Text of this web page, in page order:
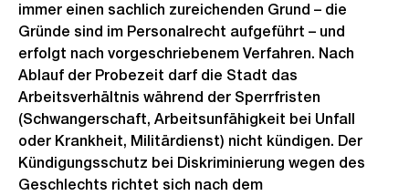
immer einen sachlich zureichenden Grund – die
Gründe sind im Personalrecht aufgeführt – und
erfolgt nach vorgeschriebenem Verfahren. Nach
Ablauf der Probezeit darf die Stadt das
Arbeitsverhältnis während der Sperrfristen
(Schwangerschaft, Arbeitsunfähigkeit bei Unfall
oder Krankheit, Militärdienst) nicht kündigen. Der
Kündigungsschutz bei Diskriminierung wegen des
Geschlechts richtet sich nach dem